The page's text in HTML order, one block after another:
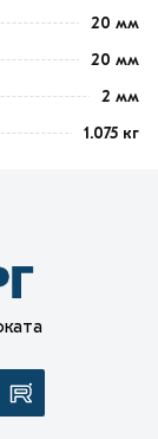
20 мм
20 мм
2 мм
1.075 кг